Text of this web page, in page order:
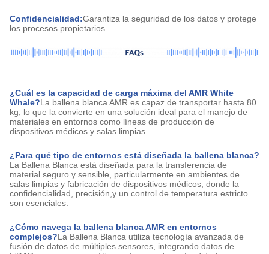
Confidencialidad:Garantiza la seguridad de los datos y protege
los procesos propietarios
¿Cuál es la capacidad de carga máxima del AMR White
Whale?La ballena blanca AMR es capaz de transportar hasta 80
kg, lo que la convierte en una solución ideal para el manejo de
materiales en entornos como líneas de producción de
dispositivos médicos y salas limpias.
¿Para qué tipo de entornos está diseñada la ballena blanca?
La Ballena Blanca está diseñada para la transferencia de
material seguro y sensible, particularmente en ambientes de
salas limpias y fabricación de dispositivos médicos, donde la
confidencialidad, precisión,y un control de temperatura estricto
son esenciales.
¿Cómo navega la ballena blanca AMR en entornos
complejos?La Ballena Blanca utiliza tecnología avanzada de
fusión de datos de múltiples sensores, integrando datos de